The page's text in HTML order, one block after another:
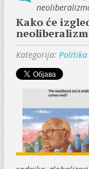
Kako će
Kategorija: Politika